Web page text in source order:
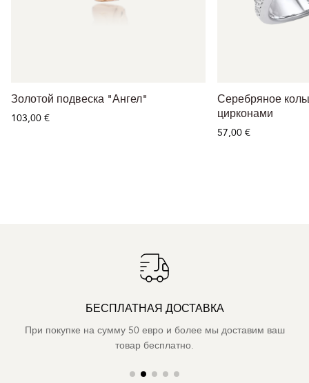
Золотой подвеска "Ангел"
103,00 €
Серебряное
цирконами
57,00 €
БЕСПЛАТНАЯ ДОСТАВКА
При покупке на сумму 50 евро и более мы доставим ваш
товар бесплатно.